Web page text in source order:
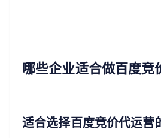
哪些企业适合做百度竞
适合选择百度竞价代运营